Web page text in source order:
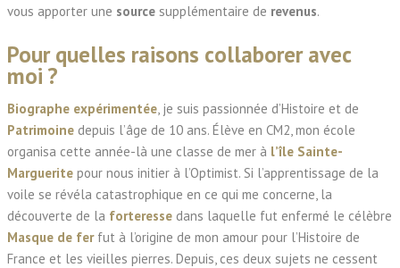
vous apporter une source supplémentaire de revenus.
Pour quelles raisons collaborer avec
moi ?
Biographe expérimentée , je suis passionnée d’Histoire et de
Patrimoine depuis l’âge de 10 ans. Élève en CM2, mon école
organisa cette année-là une classe de mer à l’île Sainte-
Marguerite pour nous initier à l’Optimist. Si l’apprentissage de la
voile se révéla catastrophique en ce qui me concerne, la
découverte de la forteresse dans laquelle fut enfermé le célèbre
Masque de ferfut à l’origine de mon amour pour l’Histoire de
France et les vieilles pierres. Depuis, ces deux sujets ne cessent